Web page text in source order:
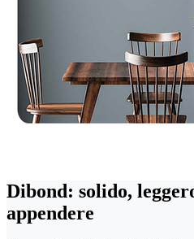
Dibond: solido,
appendere